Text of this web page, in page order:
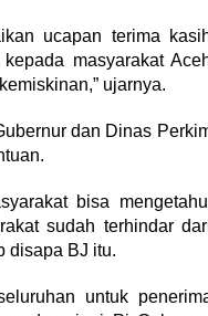
ucapan terima
masyarakat
ujarnya.
dan Dinas
bisa
sudah terhindar
disapa BJ itu.
untuk